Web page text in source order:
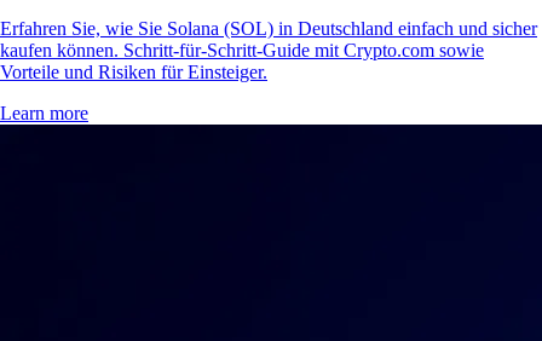
Erfahren Sie, wie Sie Solana (SOL) in Deutschland einfach und sicher
kaufen können. Schritt-für-Schritt-Guide mit Crypto.com sowie
Vorteile und Risiken für Einsteiger.
Learn more